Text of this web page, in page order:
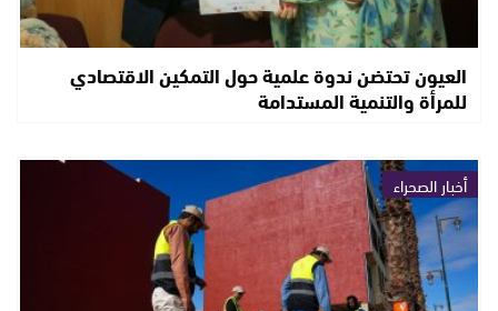
العيون تحتضن ندوة علمية حول التمكين الاقتصادي
للمرأة والتنمية المستدامة
أخبار الصحراء